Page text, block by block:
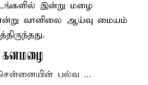
இன்று மழை
வானிலை ஆய்வு மையம்
பல்வ ...